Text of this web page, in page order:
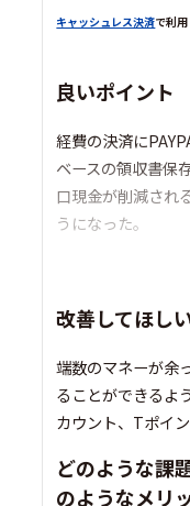
キャッシュレス決済で利用
良いポイント
経費の決済に
ベースの領収書保
口現金が削減され
うになった。
改善してほし
端数のマネーが余
ることができるよ
カウント、Tポイ
どのような課
のようなメリ